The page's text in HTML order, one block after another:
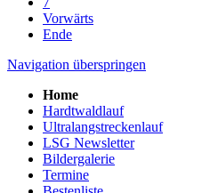
Vorwärts
Ende
Navigation überspringen
Home
Hardtwaldlauf
Ultralangstreckenlauf
LSG Newsletter
Bildergalerie
Termine